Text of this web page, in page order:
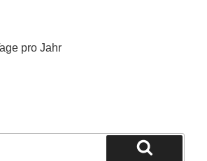
pro Jahr